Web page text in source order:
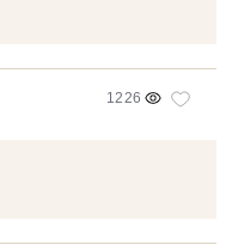
1226